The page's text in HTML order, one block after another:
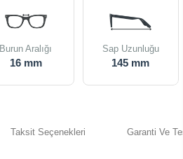
Burun Aralığı
16 mm
Sap Uzunluğu
145 mm
Taksit Seçenekleri Garanti Ve